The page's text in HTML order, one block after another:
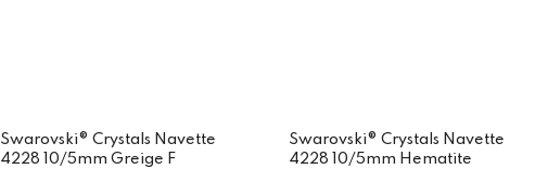
Swarovski® Crystals Navette
4228 10/5mm Greige F
Swarovski® Crystals Navette
4228 10/5mm Hematite